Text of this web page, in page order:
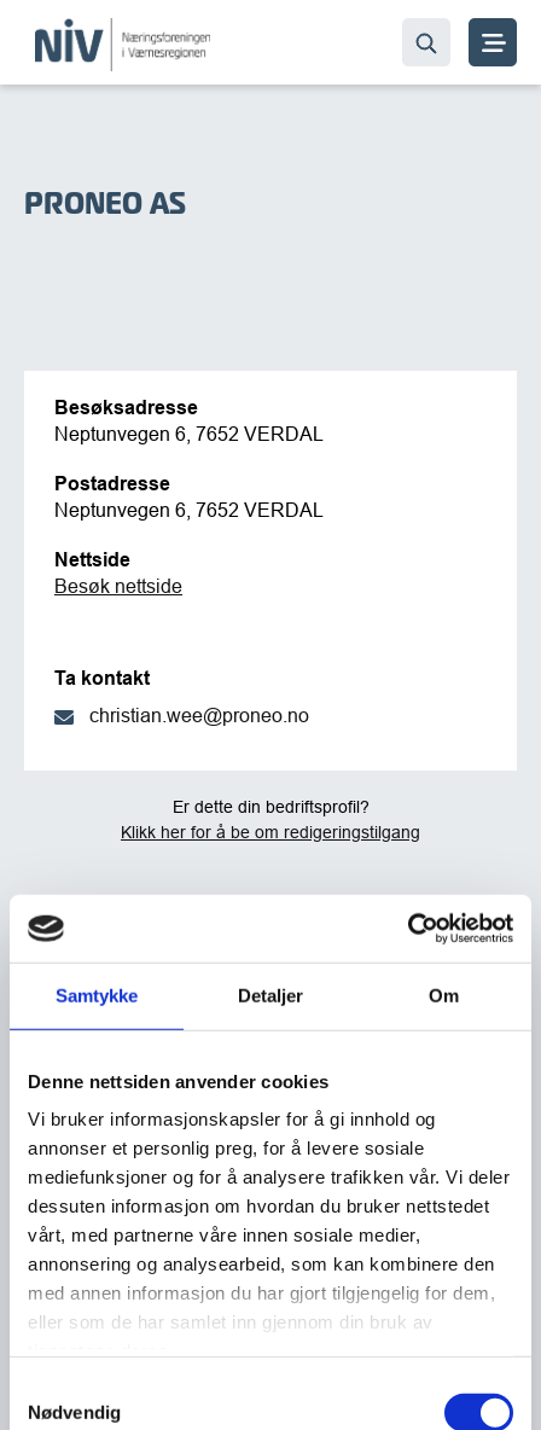
Samtykke Detaljer Om
Denne nettsiden anvender cookies
Vi bruker informasjonskapsler for å gi innhold og
annonser et personlig preg, for å levere sosiale
mediefunksjoner og for å analysere trafikken vår. Vi deler
dessuten informasjon om hvordan du bruker nettstedet
vårt, med partnerne våre innen sosiale medier,
annonsering og analysearbeid, som kan kombinere den
med annen informasjon du har gjort tilgjengelig for dem,
eller som de har samlet inn gjennom din bruk av
Nødvendig
PRONEO AS
Besøksadresse
Neptunvegen 6, 7652 VERDAL
Postadresse
Neptunvegen 6, 7652 VERDAL
Nettside
Besøk nettside
Ta kontakt
christian.wee@proneo.no
Er dette din bedriftsprofil?
Klikk her for å be om redigeringstilgang